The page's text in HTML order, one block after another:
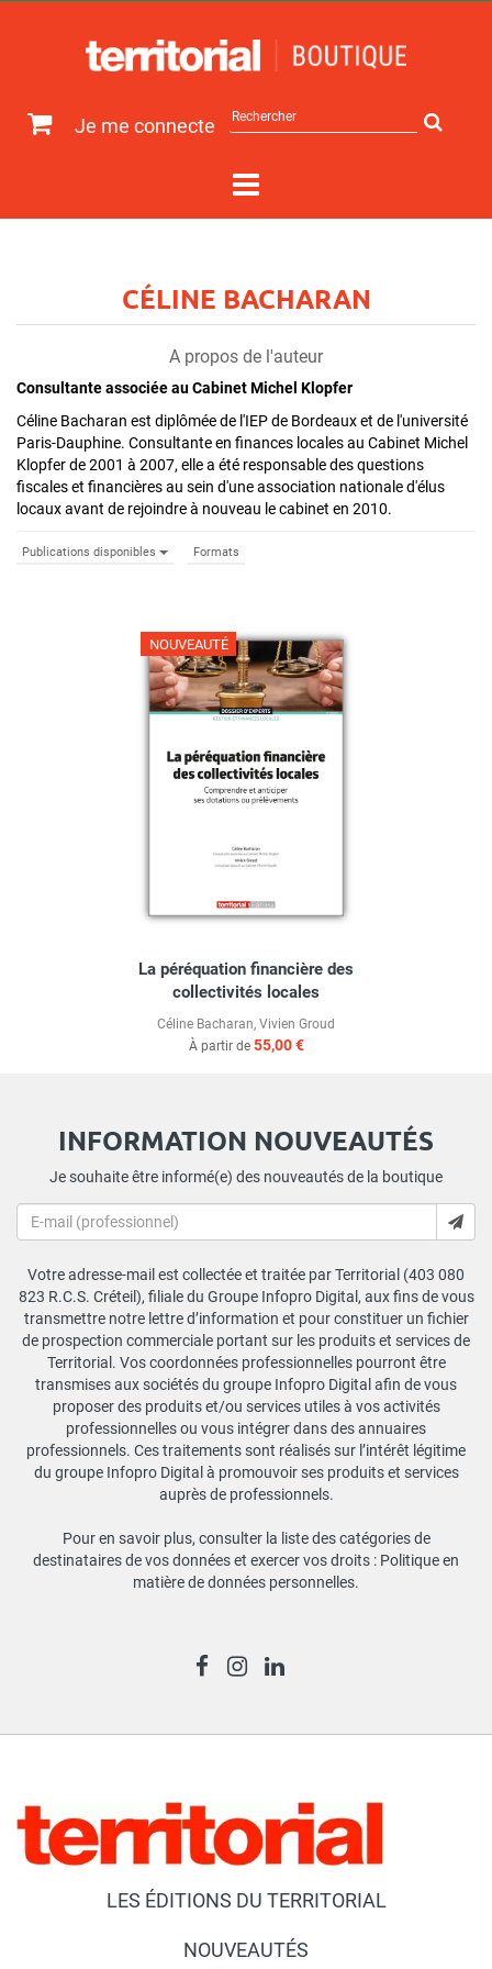
Je me connecte
sur
CÉLINE BACHARAN
A propos de l'auteur
Consultante associée au Cabinet Michel Klopfer
Céline Bacharan est diplômée de l'IEP de Bordeaux et de l'université
Paris-Dauphine. Consultante en finances locales au Cabinet Michel
Klopfer de 2001 à 2007, elle a été responsable des questions
fiscales et financières au sein d'une association nationale d'élus
locaux avant de rejoindre à nouveau le cabinet en 2010.
Publications disponibles Formats
NOUVEAUTÉ
La péréquation financière des
collectivités locales
Céline Bacharan, Vivien Groud
À partir de 55,00 €
INFORMATION NOUVEAUTÉS
Je souhaite être informé(e) des nouveautés de la boutique
Votre adresse-mail est collectée et traitée par Territorial (403 080
823 R.C.S. Créteil), filiale du Groupe Infopro Digital, aux fins de vous
transmettre notre lettre d’information et pour constituer un fichier
de prospection commerciale portant sur les produits et services de
Territorial. Vos coordonnées professionnelles pourront être
transmises aux sociétés du groupe Infopro Digital afin de vous
proposer des produits et/ou services utiles à vos activités
professionnelles ou vous intégrer dans des annuaires
professionnels. Ces traitements sont réalisés sur l’intérêt légitime
du groupe Infopro Digital à promouvoir ses produits et services
auprès de professionnels.
Pour en savoir plus, consulter la liste des catégories de
destinataires de vos données et exercer vos droits : Politique en
matière de données personnelles.
LES ÉDITIONS DU TERRITORIAL
NOUVEAUTÉS